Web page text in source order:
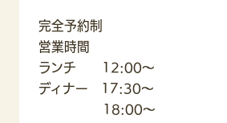
完全予約制
営業時間
ランチ 12:00〜
ディナー 17:30〜
18:00〜